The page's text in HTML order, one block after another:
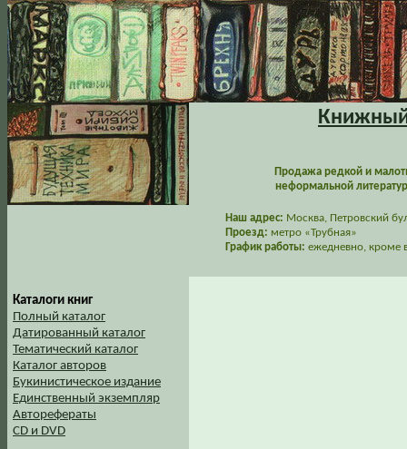
Книжный
Продажа редкой и
неформальной
Наш адрес: Москва, Петровский
Проезд: метро «Трубная»
График работы: ежедневно, кроме
Каталоги книг
Полный каталог
Датированный каталог
Тематический каталог
Каталог авторов
Букинистическое издание
Единственный экземпляр
Авторефераты
CD и DVD